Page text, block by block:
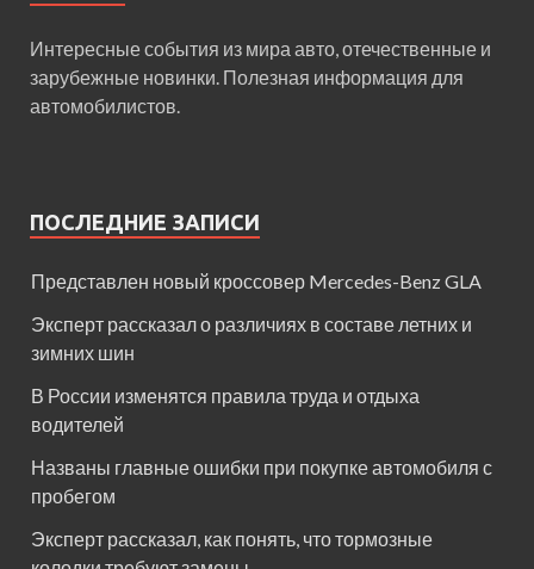
Интересные события из мира авто, отечественные и
зарубежные новинки. Полезная информация для
автомобилистов.
ПОСЛЕДНИЕ ЗАПИСИ
Представлен новый кроссовер Mercedes-Benz GLA
Эксперт рассказал о различиях в составе летних и
зимних шин
В России изменятся правила труда и отдыха
водителей
Названы главные ошибки при покупке автомобиля с
пробегом
Эксперт рассказал, как понять, что тормозные